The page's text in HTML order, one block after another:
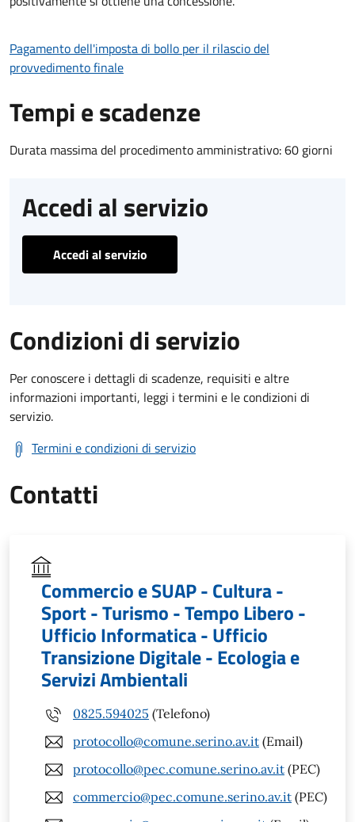
Pagamento dell'imposta di bollo per il rilascio del
provvedimento finale
Tempi e scadenze
Durata massima del procedimento amministrativo: 60 giorni
Accedi al servizio
Accedi al servizio
Condizioni di servizio
Per conoscere i dettagli di scadenze, requisiti e altre
informazioni importanti, leggi i termini e le condizioni di
servizio.
Termini e condizioni di servizio
Contatti
Commercio e SUAP - Cultura -
Sport - Turismo - Tempo Libero -
Ufficio Informatica - Ufficio
Transizione Digitale - Ecologia e
Servizi Ambientali
0825.594025 (Telefono)
protocollo@comune.serino.av.it (Email)
protocollo@pec.comune.serino.av.it (PEC)
commercio@pec.comune.serino.av.it (PEC)